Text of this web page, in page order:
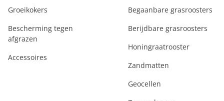
Groeikokers
Bescherming tegen
afgrazen
Accessoires
Begaanbare grasroosters
Berijdbare grasroosters
Honingraatrooster
Zandmatten
Geocellen